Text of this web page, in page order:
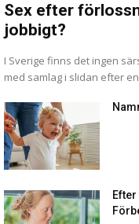
Sex efter
jobbigt?
I Sverige finns det ingen
med samlag i slidan efter